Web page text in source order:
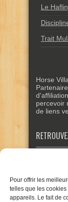
Pour offrir les
telles que les
appareils. Le fait de
Le
Trait
Horse
percevoir
de liens